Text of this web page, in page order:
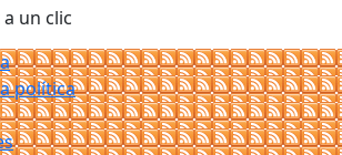
un clic
política